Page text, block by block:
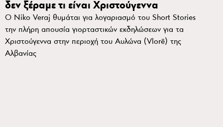
δεν ξέραμε τι είναι Χριστούγεννα
Ο Niko Veraj θυμάται για λογαριασμό του Short Stories
την πλήρη απουσία γιορταστικών εκδηλώσεων για τα
Χριστούγεννα στην περιοχή του Αυλώνα (Vlorë) της
Αλβανίας